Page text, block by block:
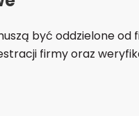
być oddzielone od
firmy oraz